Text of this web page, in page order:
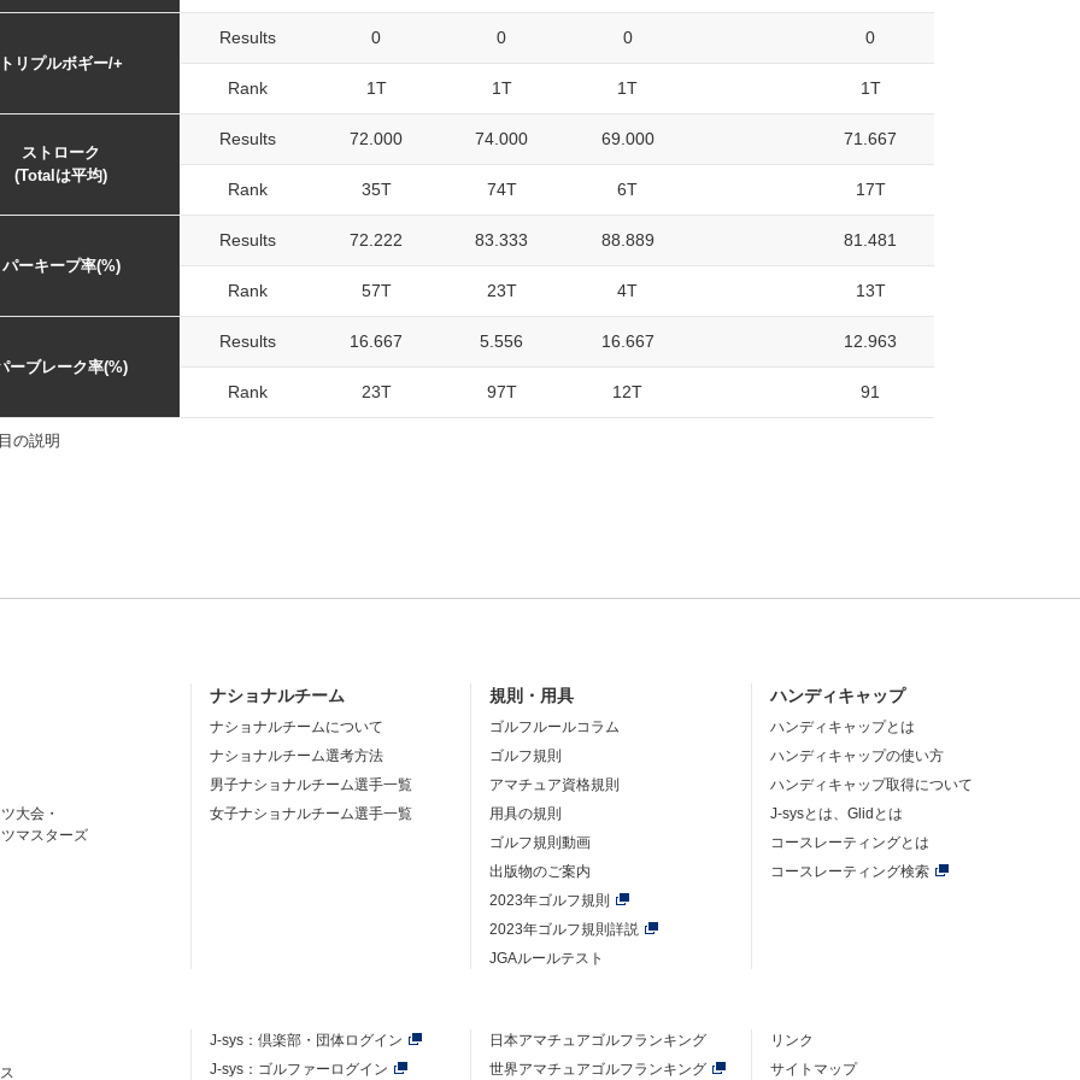
トリプルボギー/+
Results 0 0 0 0
Rank 1T 1T 1T 1T
ストローク
(Totalは平均)
Results 72.000 74.000 69.000 71.667
Rank 35T 74T 6T 17T
パーキープ率(%)
Results 72.222 83.333 88.889 81.481
Rank 57T 23T 4T 13T
ーブレーク率(%)
Results 16.667 5.556 16.667 12.963
Rank 23T 97T 12T 91
の説明
大会・
マスターズ
ナショナルチーム
ナショナルチームについて
ナショナルチーム選考方法
男子ナショナルチーム選手一覧
女子ナショナルチーム選手一覧
規則・用具
ゴルフルールコラム
ゴルフ規則
アマチュア資格規則
用具の規則
ゴルフ規則動画
出版物のご案内
2023年ゴルフ規則
2023年ゴルフ規則詳説
JGAルールテスト
ハンディキャップ
ハンディキャップとは
ハンディキャップの使い方
ハンディキャップ取得について
J-sysとは、Glidとは
コースレーティングとは
コースレーティング検索
J-sys： 倶楽部・団体ログイン
J-sys：ゴルファーログイン
日本アマチュアゴルフランキング
世界アマチュアゴルフランキング
リンク
サイトマップ